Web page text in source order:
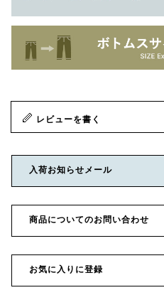
レビューを書く
入荷お知らせメール
商品についてのお問い合わせ
お気に入りに登録